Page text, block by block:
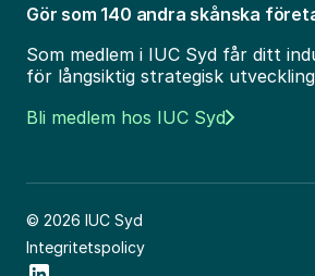
Gör som 140 andra skånska
Som medlem i IUC Syd får ditt
för långsiktig strategisk utveckling
Bli medlem hos IUC Syd
© 2026 IUC Syd
Integritetspolicy